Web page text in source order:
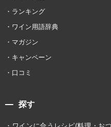
ランキング
ワイン用語辞典
マガジン
キャンペーン
口コミ
探す